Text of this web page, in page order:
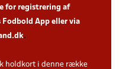
for registrering af
Fodbold App eller via
.
holdkort i denne række